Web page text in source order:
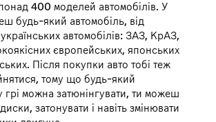
400 моделей автомобілів. У
будь-який автомобіль, від
українських автомобілів: ЗАЗ, КрАЗ,
європейських, японських
Після покупки авто тобі теж
тому що будь-який
грі можна затюнінгувати, ти можеш
затонувати і навіть змінювати